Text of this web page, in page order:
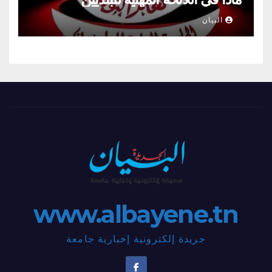
البيان
www.albayene.tn
جريدة إلكترونية إخبارية جامعة